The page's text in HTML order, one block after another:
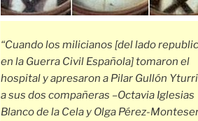
“Cuando los milicianos [del lado
en la Guerra Civil Española] tomaron el
hospital y apresaron a Pilar Gullón
a sus dos compañeras –Octavia Iglesias
Blanco de la Cela y Olga Pérez-